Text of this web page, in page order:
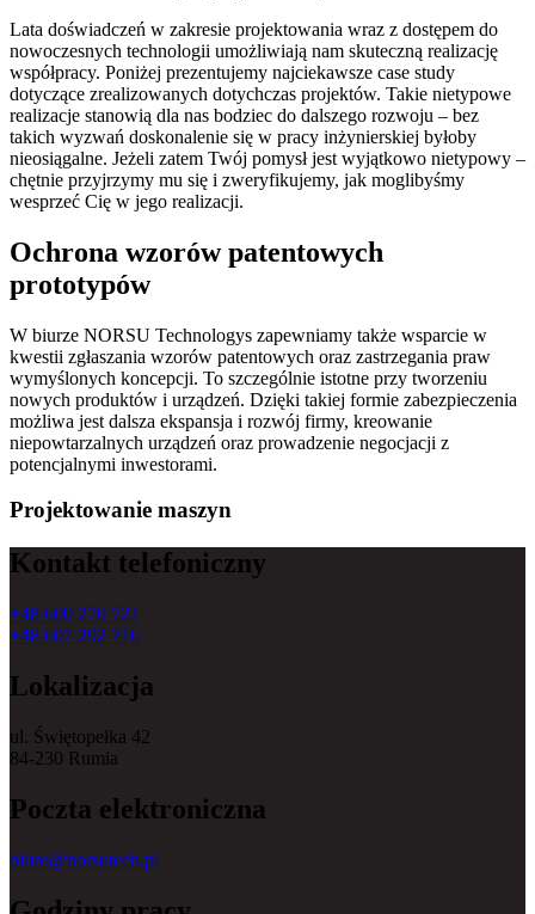
Lata doświadczeń w zakresie projektowania wraz z dostępem do
nowoczesnych technologii umożliwiają nam skuteczną realizację
współpracy. Poniżej prezentujemy najciekawsze case study
dotyczące zrealizowanych dotychczas projektów. Takie nietypowe
realizacje stanowią dla nas bodziec do dalszego rozwoju – bez
takich wyzwań doskonalenie się w pracy inżynierskiej byłoby
nieosiągalne. Jeżeli zatem Twój pomysł jest wyjątkowo nietypowy –
chętnie przyjrzymy mu się i zweryfikujemy, jak moglibyśmy
wesprzeć Cię w jego realizacji.
Ochrona wzorów patentowych
prototypów
W biurze NORSU Technologys zapewniamy także wsparcie w
kwestii zgłaszania wzorów patentowych oraz zastrzegania praw
wymyślonych koncepcji. To szczególnie istotne przy tworzeniu
nowych produktów i urządzeń. Dzięki takiej formie zabezpieczenia
możliwa jest dalsza ekspansja i rozwój firmy, kreowanie
niepowtarzalnych urządzeń oraz prowadzenie negocjacji z
potencjalnymi inwestorami.
Projektowanie maszyn
Kontakt telefoniczny
+48 600 270 721
+48 607 292 716
Lokalizacja
ul. Świętopełka 42
84-230 Rumia
Poczta elektroniczna
biuro@norsutech.pl